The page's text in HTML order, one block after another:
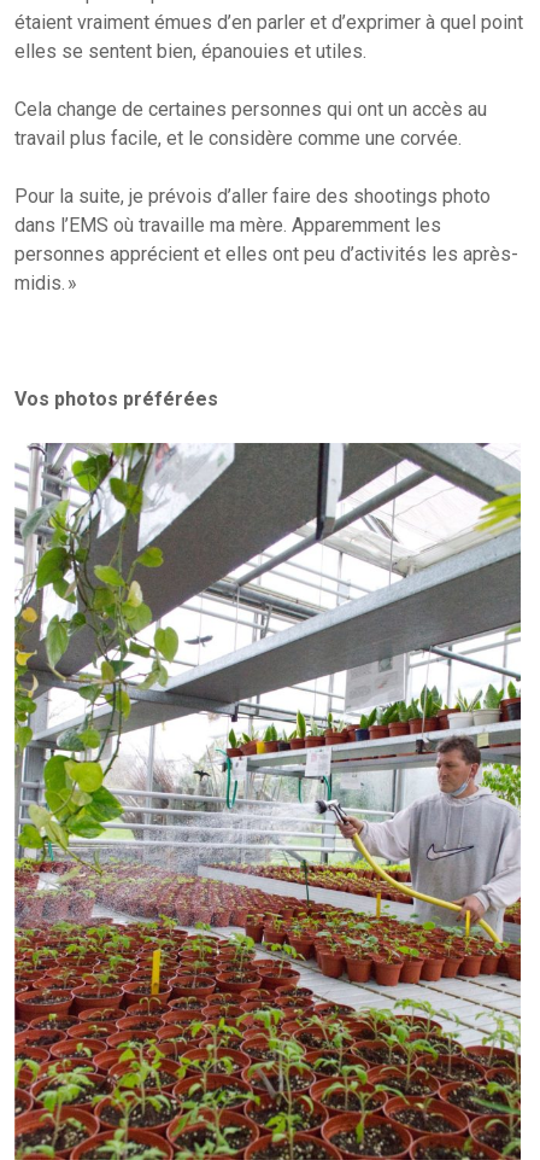
étaient vraiment émues d’en parler et d’exprimer à quel point
elles se sentent bien, épanouies et utiles.
Cela change de certaines personnes qui ont un accès au
travail plus facile, et le considère comme une corvée.
Pour la suite, je prévois d’aller faire des shootings photo
dans l’EMS où travaille ma mère. Apparemment les
personnes apprécient et elles ont peu d’activités les après-
midis. »
Vos photos préférées